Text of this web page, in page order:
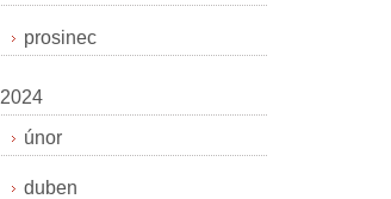
prosinec
2024
únor
duben